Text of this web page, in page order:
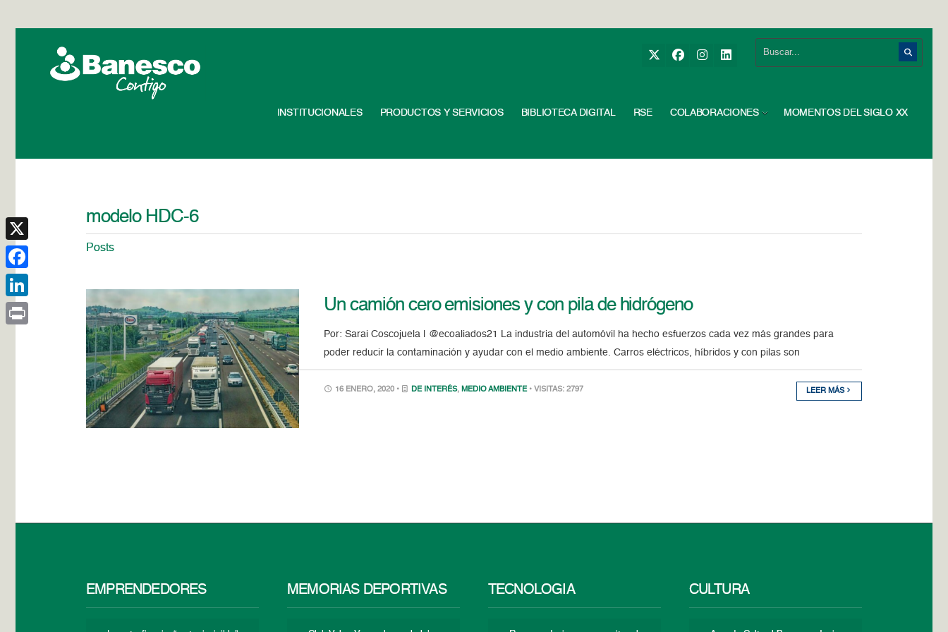
INSTITUCIONALES PRODUCTOS Y SERVICIOS BIBLIOTECA DIGITAL RSE COLABORACIONES MOMENTOS DEL SIGLO XX
modelo HDC-6
Posts
Un camión cero emisiones y con pila de hidrógeno
Por: Sarai Coscojuela | @ecoaliados21 La industria del automóvil ha hecho esfuerzos cada vez más grandes para
poder reducir la contaminación y ayudar con el medio ambiente. Carros eléctricos, híbridos y con pilas son
16 ENERO, 2020 • DE INTERÉS, MEDIO AMBIENTE • VISITAS: 2797 LEER MÁS
EMPRENDEDORES MEMORIAS DEPORTIVAS TECNOLOGÍA CULTURA
X
Facebook
LinkedIn